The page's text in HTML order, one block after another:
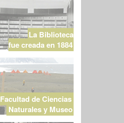
La Biblioteca
fue creada en 1884
Facultad de Ciencias
Naturales y Museo